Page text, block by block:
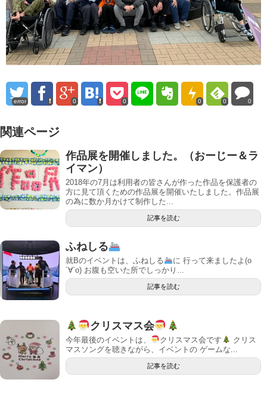
error 0 0 0 0 0
関連ページ
作品展を開催しました。（おーじー＆ラ
イマン）
2018年の7月は利用者の皆さんが作った作品を保護者の
方に見て頂くための作品展を開催いたしました。作品展
の為に数か月かけて制作した...
記事を読む
ふねしる
就Bのイベントは、ふねしる
に 行って来ましたよ(о
´∀`о) お腹も空いた所でしっかり...
記事を読む
クリスマス会
今年最後のイベントは、 クリスマス会です
クリス
マスソングを聴きながら、イベントの ゲームな...
記事を読む